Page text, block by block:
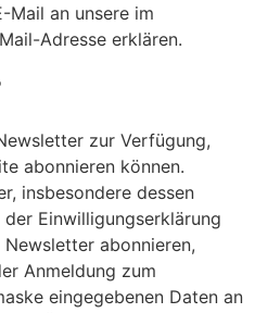
Mail an unsere im
Adresse erklären.
zur Verfügung,
abonnieren können.
insbesondere dessen
Einwilligungserklärung
Newsletter abonnieren,
Anmeldung zum
eingegebenen Daten an